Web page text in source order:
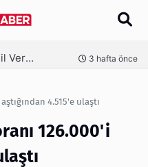
Ambalaj Süreçlerinde Yeni Nesil Verimliliği Olimpack ile Yakalayın 3 hafta önce
4.515'e ulaştı
126.000'i